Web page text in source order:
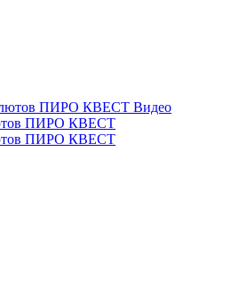
Видео
ПИРО КВЕСТ
ПИРО КВЕСТ